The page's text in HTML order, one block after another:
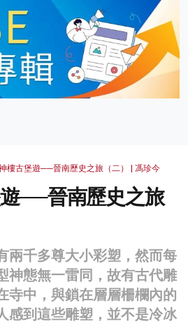
樓古堡遊──晉南歷史之旅（二） | 馮珍今
──晉南歷史之旅
兩千多尊大小彩塑，然而每
神態無一雷同，故有古代雕
寺中，與鎖在層層柵欄內的
感到這些雕塑，並不是冷冰